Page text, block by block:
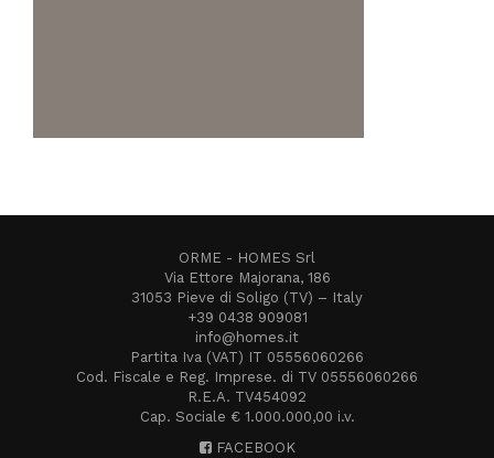
ORME - HOMES Srl
Via Ettore Majorana, 186
31053 Pieve di Soligo (TV) – Italy
+39 0438 909081
info@homes.it
Partita Iva (VAT) IT 05556060266
Cod. Fiscale e Reg. Imprese. di TV 05556060266
R.E.A. TV454092
Cap. Sociale € 1.000.000,00 i.v.
FACEBOOK